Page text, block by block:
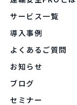
サービス一覧
導入事例
よくあるご質問
お知らせ
ブログ
セミナー